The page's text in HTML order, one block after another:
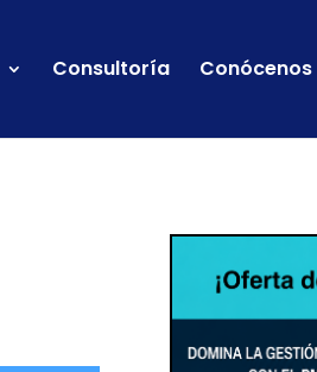
Consultoría Conócenos